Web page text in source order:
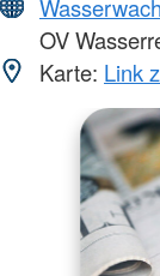
OV
Karte: Link